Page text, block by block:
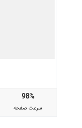
98%
سرعت صفحه